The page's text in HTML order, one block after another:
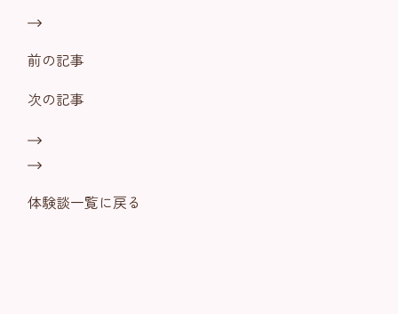
前の記事
次の記事
体験談一覧に戻る